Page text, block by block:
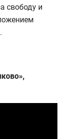
свободу и